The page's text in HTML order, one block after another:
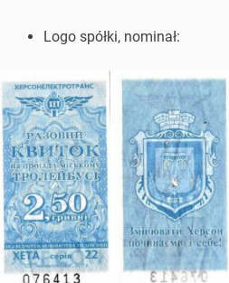
Logo spółki, nominał: